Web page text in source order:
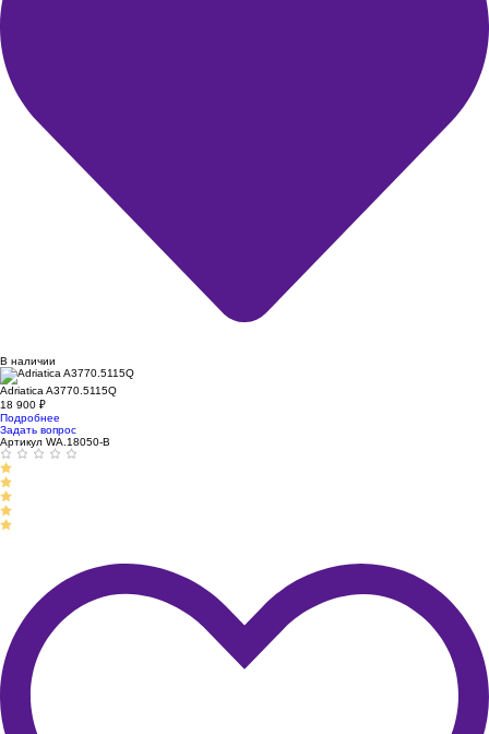
В наличии
Adriatica A3770.5115Q
18 900 ₽
Подробнее
Задать вопрос
Артикул WA.18050-B